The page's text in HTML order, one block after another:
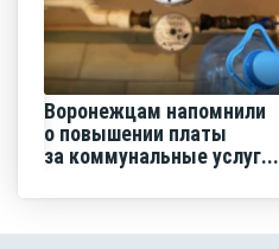
Воронежцам напомнили
о повышении платы
за коммунальные услуг...